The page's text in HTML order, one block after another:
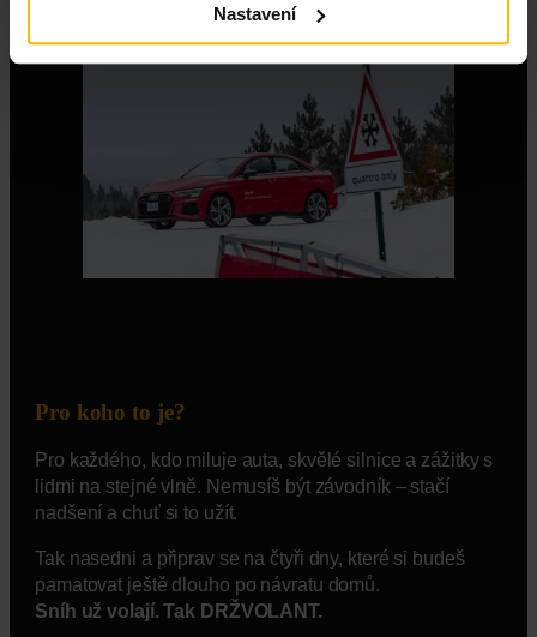
Nastavení
Pro koho to je?
Pro každého, kdo miluje auta, skvělé silnice a zážitky s
lidmi na stejné vlně. Nemusíš být závodník – stačí
nadšení a chuť si to užít.
Tak nasedni a připrav se na čtyři dny, které si budeš
pamatovat ještě dlouho po návratu domů.
Sníh už volají. Tak DRŽVOLANT.